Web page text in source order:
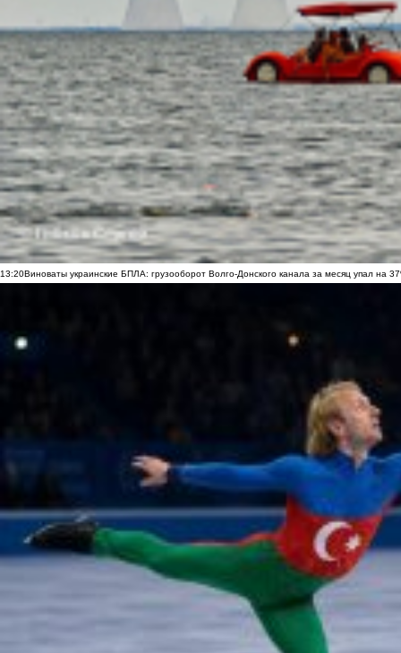
13:20Виноваты украинские БПЛА: грузооборот Волго-Донского канала за месяц упал на